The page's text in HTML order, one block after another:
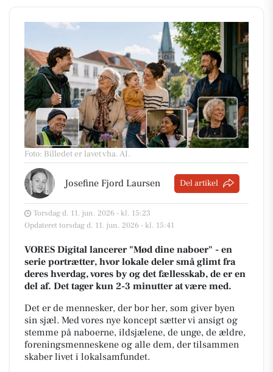
Foto: Billedet er lavet vha. AI.
Josefine Fjord Laursen Del artikel
Torsdag d. 11. jun. 2026 - kl. 15:23
Opdateret torsdag d. 11. jun. 2026 - kl. 15:41
VORES Digital lancerer "Mød dine naboer" - en
serie portrætter, hvor lokale deler små glimt fra
deres hverdag, vores by og det fællesskab, de er en
del af. Det tager kun 2-3 minutter at være med.
Det er de mennesker, der bor her, som giver byen
sin sjæl. Med vores nye koncept sætter vi ansigt og
stemme på naboerne, ildsjælene, de unge, de ældre,
foreningsmenneskene og alle dem, der tilsammen
skaber livet i lokalsamfundet.